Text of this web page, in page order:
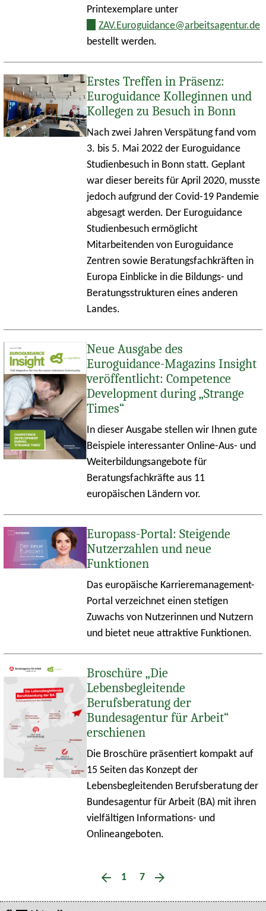
Printexemplare unter
ZAV.Euroguidance@arbeitsagentur.de
bestellt werden.
Erstes Treffen in Präsenz:
Euroguidance Kolleginnen und
Kollegen zu Besuch in Bonn
Nach zwei Jahren Verspätung fand vom
3. bis 5. Mai 2022 der Euroguidance
Studienbesuch in Bonn statt. Geplant
war dieser bereits für April 2020, musste
jedoch aufgrund der Covid-19 Pandemie
abgesagt werden. Der Euroguidance
Studienbesuch ermöglicht
Mitarbeitenden von Euroguidance
Zentren sowie Beratungsfachkräften in
Europa Einblicke in die Bildungs- und
Beratungsstrukturen eines anderen
Landes.
Neue Ausgabe des
Euroguidance-Magazins Insight
veröffentlicht: Competence
Development during „Strange
Times“
In dieser Ausgabe stellen wir Ihnen gute
Beispiele interessanter Online-Aus- und
Weiterbildungsangebote für
Beratungsfachkräfte aus 11
europäischen Ländern vor.
Europass-Portal: Steigende
Nutzerzahlen und neue
Funktionen
Das europäische Karrieremanagement-
Portal verzeichnet einen stetigen
Zuwachs von Nutzerinnen und Nutzern
und bietet neue attraktive Funktionen.
Broschüre „Die
Lebensbegleitende
Berufsberatung der
Bundesagentur für Arbeit“
erschienen
Die Broschüre präsentiert kompakt auf
15 Seiten das Konzept der
Lebensbegleitenden Berufsberatung der
Bundesagentur für Arbeit (BA) mit ihren
vielfältigen Informations- und
Onlineangeboten.
1 7